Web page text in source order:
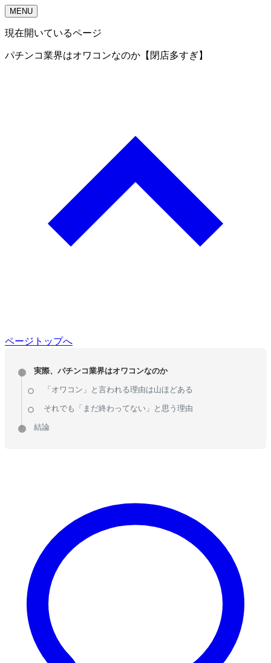
MENU
現在開いているページ
パチンコ業界はオワコンなのか【閉店多すぎ】
ページトップへ
実際、パチンコ業界はオワコンなのか
「オワコン」と言われる理由は山ほどある
それでも「まだ終わってない」と思う理由
結論